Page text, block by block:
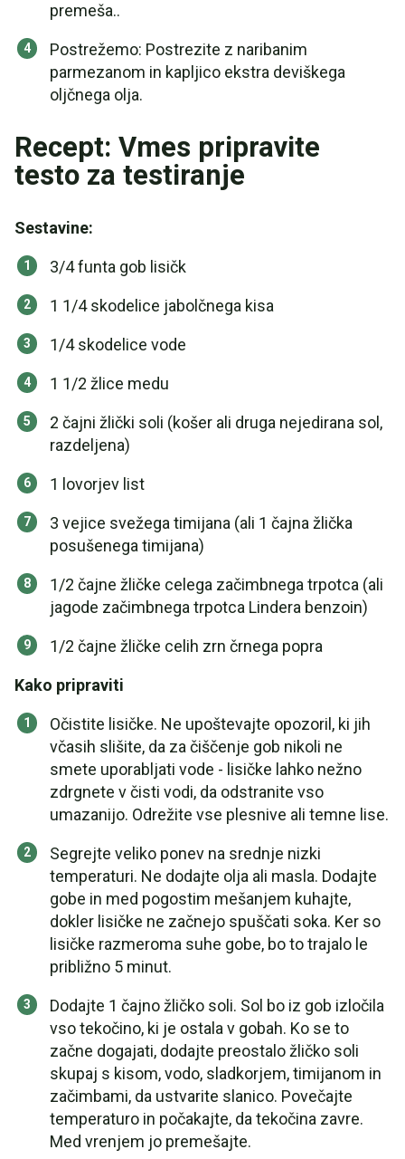
premeša..
Postrežemo: Postrezite z naribanim
parmezanom in kapljico ekstra deviškega
oljčnega olja.
Recept: Vmes pripravite
testo za testiranje
Sestavine:
3/4 funta gob lisičk
1 1/4 skodelice jabolčnega kisa
1/4 skodelice vode
1 1/2 žlice medu
2 čajni žlički soli (košer ali druga nejedirana sol,
razdeljena)
1 lovorjev list
3 vejice svežega timijana (ali 1 čajna žlička
posušenega timijana)
1/2 čajne žličke celega začimbnega trpotca (ali
jagode začimbnega trpotca Lindera benzoin)
1/2 čajne žličke celih zrn črnega popra
Kako pripraviti
Očistite lisičke. Ne upoštevajte opozoril, ki jih
včasih slišite, da za čiščenje gob nikoli ne
smete uporabljati vode - lisičke lahko nežno
zdrgnete v čisti vodi, da odstranite vso
umazanijo. Odrežite vse plesnive ali temne lise.
Segrejte veliko ponev na srednje nizki
temperaturi. Ne dodajte olja ali masla. Dodajte
gobe in med pogostim mešanjem kuhajte,
dokler lisičke ne začnejo spuščati soka. Ker so
lisičke razmeroma suhe gobe, bo to trajalo le
približno 5 minut.
Dodajte 1 čajno žličko soli. Sol bo iz gob izločila
vso tekočino, ki je ostala v gobah. Ko se to
začne dogajati, dodajte preostalo žličko soli
skupaj s kisom, vodo, sladkorjem, timijanom in
začimbami, da ustvarite slanico. Povečajte
temperaturo in počakajte, da tekočina zavre.
Med vrenjem jo premešajte.